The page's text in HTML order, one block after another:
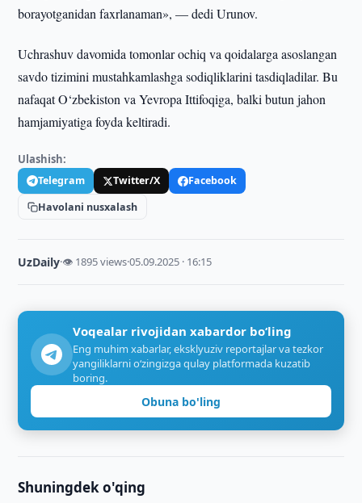
borayotganidan faxrlanaman», — dedi Urunov.
Uchrashuv davomida tomonlar ochiq va qoidalarga asoslangan
savdo tizimini mustahkamlashga sodiqliklarini tasdiqladilar. Bu
nafaqat O‘zbekiston va Yevropa Ittifoqiga, balki butun jahon
hamjamiyatiga foyda keltiradi.
Ulashish:
Telegram Twitter/X
Facebook
Havolani nusxalash
UzDaily·👁 1895 views·05.09.2025 · 16:15
Voqealar rivojidan xabardor bo‘ling
Eng muhim xabarlar, eksklyuziv reportajlar va tezkor
yangiliklarni o‘zingizga qulay platformada kuzatib
boring.
Obuna bo'ling
Shuningdek o'qing